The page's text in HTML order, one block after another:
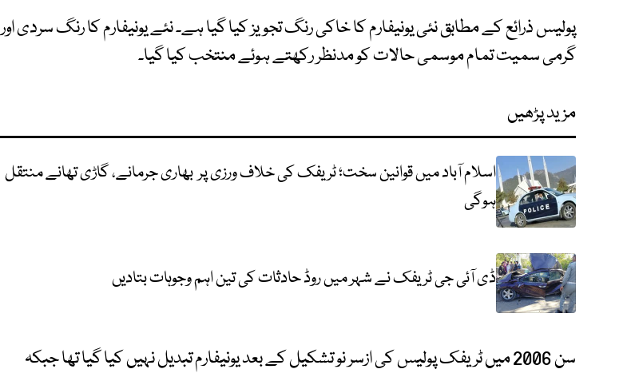
پولیس ذرائع کے مطابق نئی یونیفارم کا خاکی رنگ تجویز کیا گیا ہے۔ نئے یونیفارم کا رنگ سردی اور
گرمی سمیت تمام موسمی حالات کو مدنظر رکھتے ہوئے منتخب کیا گیا۔
مزید پڑھیں
اسلام آباد میں قوانین سخت؛ ٹریفک کی خلاف ورزی پر بھاری جرمانے، گاڑی تھانے منتقل
ہوگی
ڈی آئی جی ٹریفک نے شہر میں روڈ حادثات کی تین اہم وجوہات بتادیں
سن 2006 میں ٹریفک پولیس کی ازسر نو تشکیل کے بعد یونیفارم تبدیل نہیں کیا گیا تھا جبکہ